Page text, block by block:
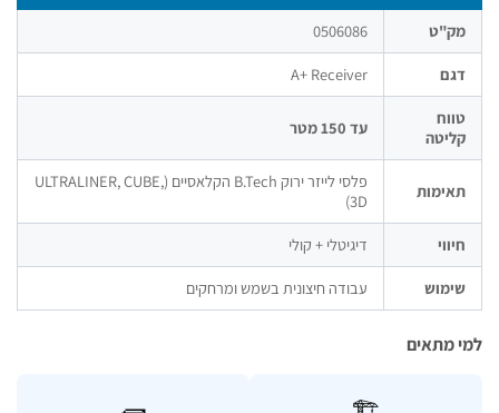
0506086
A+ Receiver
פלסי לייזר ירוק B.Tech הקלאסיים (ULTRALINER, CUBE,
דיגיטלי + קולי
עבודה חיצונית בשמש ומרחקים
מתאים